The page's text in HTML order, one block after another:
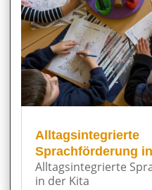
Alltagsintegrierte
Sprachförderung
Alltagsintegrierte
in der Kita